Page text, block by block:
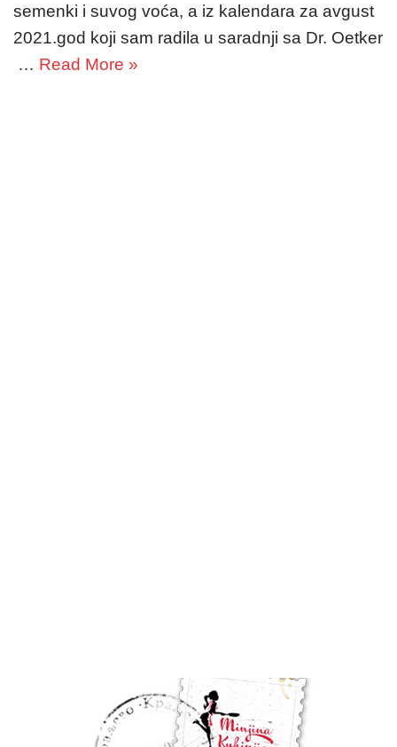
semenki i suvog voća, a iz kalendara za avgust
2021.god koji sam radila u saradnji sa Dr. Oetker
… Read More »